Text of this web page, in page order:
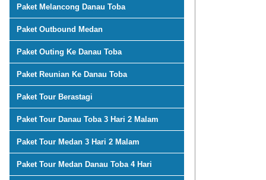
Paket Melancong Danau Toba
Paket Outbound Medan
Paket Outing Ke Danau Toba
Paket Reunian Ke Danau Toba
Paket Tour Berastagi
Paket Tour Danau Toba 3 Hari 2 Malam
Paket Tour Medan 3 Hari 2 Malam
Paket Tour Medan Danau Toba 4 Hari